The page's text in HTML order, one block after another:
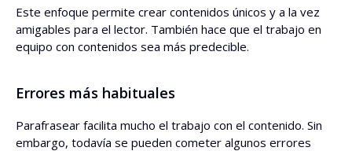
Este enfoque permite crear contenidos únicos y a la vez
amigables para el lector. También hace que el trabajo en
equipo con contenidos sea más predecible.
Errores más habituales
Parafrasear facilita mucho el trabajo con el contenido. Sin
embargo, todavía se pueden cometer algunos errores